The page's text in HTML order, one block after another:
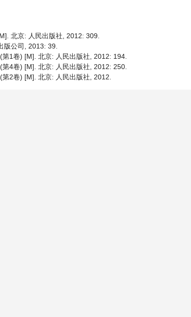
北京: 人民出版社, 2012: 309.
版公司, 2013: 39.
1卷) [M]. 北京: 人民出版社, 2012: 194.
4卷) [M]. 北京: 人民出版社, 2012: 250.
2卷) [M]. 北京: 人民出版社, 2012.